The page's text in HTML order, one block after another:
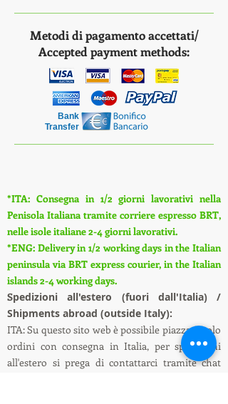
Metodi di pagamento accettati/
Accepted payment methods:
Bank
Transfer
*ITA: Consegna in 1/2 giorni lavorativi nella
Penisola Italiana tramite corriere espresso BRT,
nelle isole italiane 2-4 giorni lavorativi.
*ENG: Delivery in 1/2 working days in the Italian
peninsula via BRT express courier, in the Italian
islands 2-4 working days.
Spedizioni all'estero (fuori dall'Italia) /
Shipments abroad (outside Italy):
ITA: Su questo sito web è possibile piazzare solo
ordini con consegna in Italia, per spedizioni
all'estero si prega di contattarci tramite chat